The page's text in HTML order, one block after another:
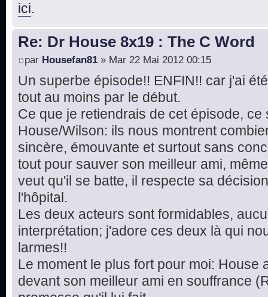
ici.
Re: Dr House 8x19 : The C Word
par Housefan81 » Mar 22 Mai 2012 00:15
Un superbe épisode!! ENFIN!! car j'ai
tout au moins par le début.
Ce que je retiendrais de cet épisode, ce
House/Wilson: ils nous montrent
sincère, émouvante et surtout sans
tout pour sauver son meilleur ami,
veut qu'il se batte, il respecte sa
l'hôpital.
Les deux acteurs sont formidables,
interprétation; j'adore ces deux là qui
larmes!!
Le moment le plus fort pour moi: House
devant son meilleur ami en souffrance